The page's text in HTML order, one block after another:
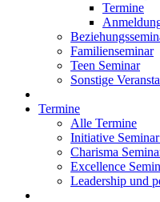
Termine
Familienseminar
Teen Seminar
Sonstige
Termine
Alle Termine
Initiative
Charisma
Excellence
Leadership und